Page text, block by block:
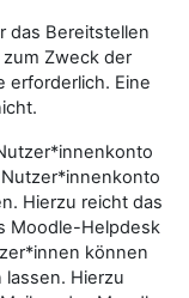
das Bereitstellen
Zweck der
erforderlich. Eine
Hierzu reicht das
Moodle-Helpdesk
können
Hierzu